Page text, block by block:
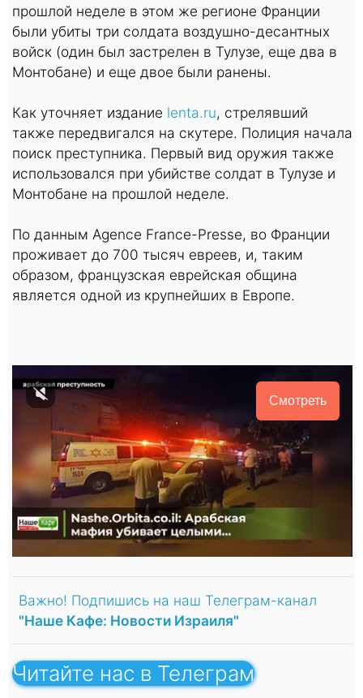
прошлой неделе в этом же регионе Франции
были убиты три солдата воздушно-десантных
войск (один был застрелен в Тулузе, еще два в
Монтобане) и еще двое были ранены.
Как уточняет издание lenta.ru, стрелявший
также передвигался на скутере. Полиция начала
поиск преступника. Первый вид оружия также
использовался при убийстве солдат в Тулузе и
Монтобане на прошлой неделе.
По данным Agence France-Presse, во Франции
проживает до 700 тысяч евреев, и, таким
образом, французская еврейская община
является одной из крупнейших в Европе.
Смотреть
Важно! Подпишись на наш Телеграм-канал
"Наше Кафе: Новости Израиля"
Читайте нас в Телеграм